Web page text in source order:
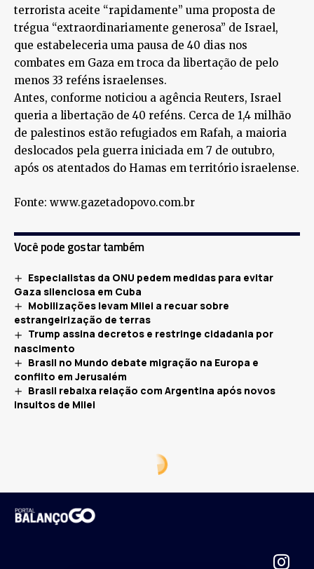
terrorista aceite “rapidamente” uma proposta de
trégua “extraordinariamente generosa” de Israel,
que estabeleceria uma pausa de 40 dias nos
combates em Gaza em troca da libertação de pelo
menos 33 reféns israelenses.
Antes, conforme noticiou a agência Reuters, Israel
queria a libertação de 40 reféns. Cerca de 1,4 milhão
de palestinos estão refugiados em Rafah, a maioria
deslocados pela guerra iniciada em 7 de outubro,
após os atentados do Hamas em território israelense.
Fonte: www.gazetadopovo.com.br
Você pode gostar também
Especialistas da ONU pedem medidas para evitar
Gaza silenciosa em Cuba
Mobilizações levam Milei a recuar sobre
estrangeirização de terras
Trump assina decretos e restringe cidadania por
nascimento
Brasil no Mundo debate migração na Europa e
conflito em Jerusalém
Brasil rebaixa relação com Argentina após novos
insultos de Milei